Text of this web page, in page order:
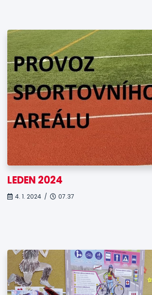
LEDEN 2024
4. 1. 2024 / 07.37